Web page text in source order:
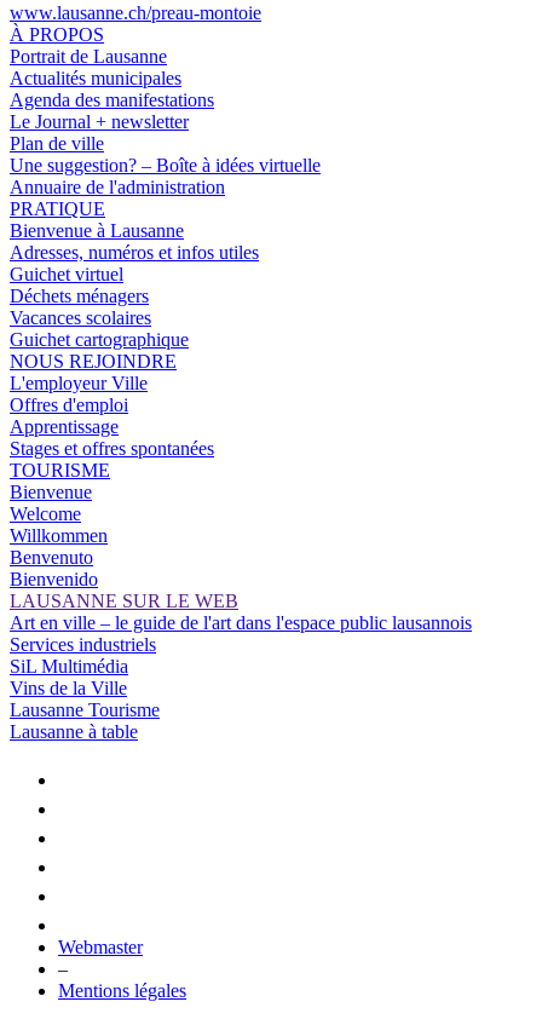
www.lausanne.ch/preau-montoie
À PROPOS
Portrait de Lausanne
Actualités municipales
Agenda des manifestations
Le Journal + newsletter
Plan de ville
Une suggestion? – Boîte à idées virtuelle
Annuaire de l'administration
PRATIQUE
Bienvenue à Lausanne
Adresses, numéros et infos utiles
Guichet virtuel
Déchets ménagers
Vacances scolaires
Guichet cartographique
NOUS REJOINDRE
L'employeur Ville
Offres d'emploi
Apprentissage
Stages et offres spontanées
TOURISME
Bienvenue
Welcome
Willkommen
Benvenuto
Bienvenido
LAUSANNE SUR LE WEB
Art en ville – le guide de l'art dans l'espace public lausannois
Services industriels
SiL Multimédia
Vins de la Ville
Lausanne Tourisme
Lausanne à table
Webmaster
–
Mentions légales